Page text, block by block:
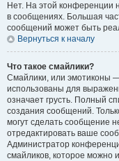
Нет. На этой конференции
в сообщениях. Большая
сообщений может быть
Вернуться к началу
Что такое смайлики?
Смайлики, или эмотиконы
использованы для
означает грусть. Полный
создания сообщений.
могут сделать сообщение
отредактировать ваше
Администратор
смайликов, которое можно